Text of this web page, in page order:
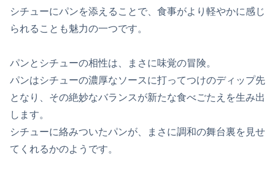
シチューにパンを添えることで、食事がより軽やかに感じ
られることも魅力の一つです。
パンとシチューの相性は、まさに味覚の冒険。
パンはシチューの濃厚なソースに打ってつけのディップ先
となり、その絶妙なバランスが新たな食べごたえを生み出
します。
シチューに絡みついたパンが、まさに調和の舞台裏を見せ
てくれるかのようです。